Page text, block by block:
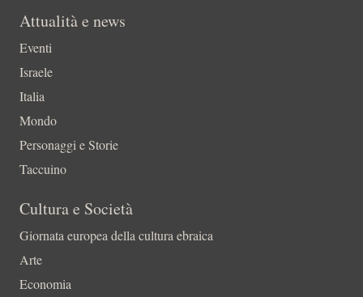
Attualità e news
Eventi
Israele
Italia
Mondo
Personaggi e Storie
Taccuino
Cultura e Società
Giornata europea della cultura ebraica
Arte
Economia